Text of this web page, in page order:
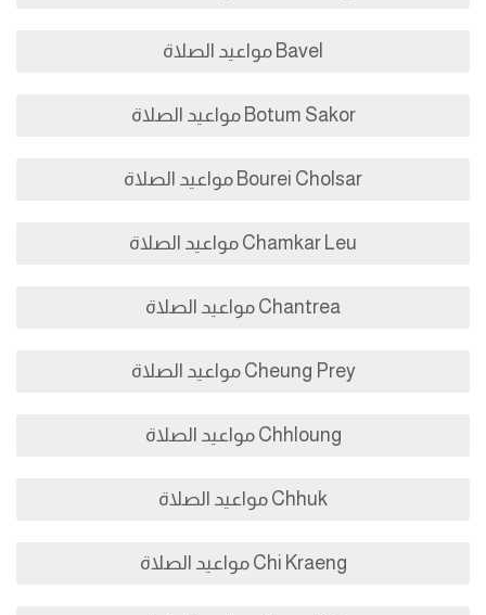
Bavel مواعيد الصلاة
Botum Sakor مواعيد الصلاة
Bourei Cholsar مواعيد الصلاة
Chamkar Leu مواعيد الصلاة
Chantrea مواعيد الصلاة
Cheung Prey مواعيد الصلاة
Chhloung مواعيد الصلاة
Chhuk مواعيد الصلاة
Chi Kraeng مواعيد الصلاة